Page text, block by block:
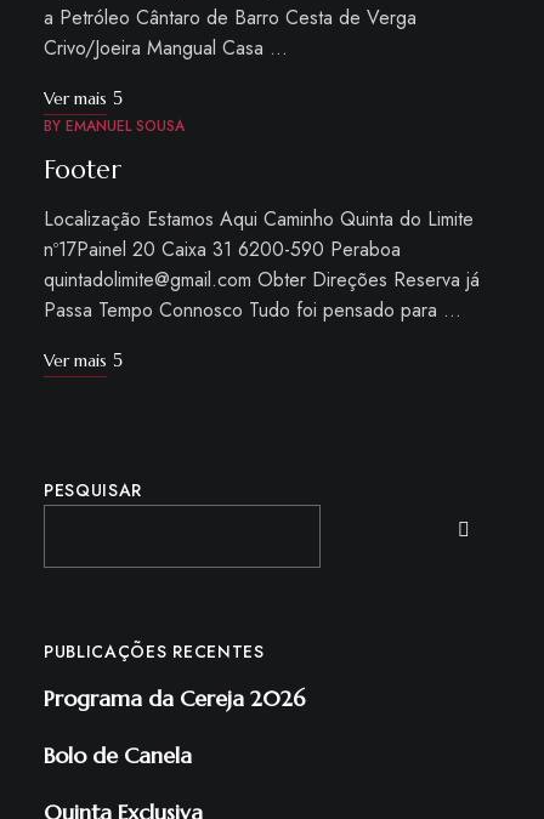
a Petróleo Cântaro de Barro Cesta de Verga
Crivo/Joeira Mangual Casa …
Ver mais
BY EMANUEL SOUSA
Footer
Localização Estamos Aqui Caminho Quinta do Limite
nº17Painel 20 Caixa 31 6200-590 Peraboa
quintadolimite@gmail.com Obter Direções Reserva já
Passa Tempo Connosco Tudo foi pensado para …
Ver mais
PESQUISAR
PUBLICAÇÕES RECENTES
Programa da Cereja 2026
Bolo de Canela
Quinta Exclusiva